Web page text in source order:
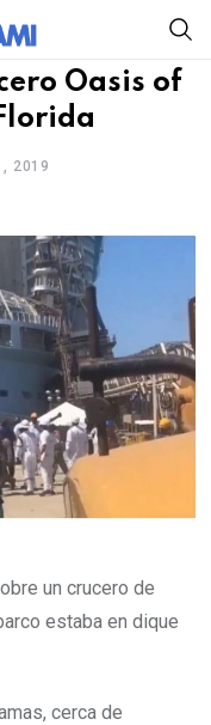
Oasis of
2019
un crucero de
estaba en dique
cerca de